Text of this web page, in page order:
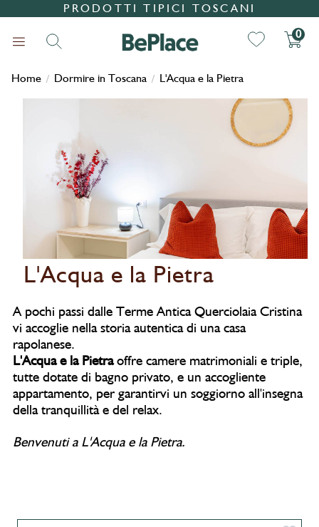
PRODOTTI TIPICI TOSCANI
0
Home / Dormire in Toscana / L'Acqua e la Pietra
L'Acqua e la Pietra
A pochi passi dalle Terme Antica Querciolaia Cristina
vi accoglie nella storia autentica di una casa
rapolanese.
L'Acqua e la Pietraoffre camere matrimoniali e triple,
tutte dotate di bagno privato, e un accogliente
appartamento, per garantirvi un soggiorno all'insegna
della tranquillità e del relax.
Benvenuti a L'Acqua e la Pietra.